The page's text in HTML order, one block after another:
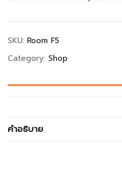
SKU: Room F5
Category: Shop
คำอธิบาย